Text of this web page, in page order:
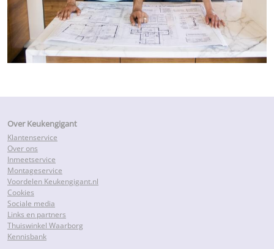
Over Keukengigant
Klantenservice
Over ons
Inmeetservice
Montageservice
Voordelen Keukengigant.nl
Cookies
Sociale media
Links en partners
Thuiswinkel Waarborg
Kennisbank